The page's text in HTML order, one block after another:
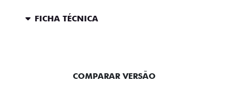
FICHA TÉCNICA
COMPARAR VERSÃO